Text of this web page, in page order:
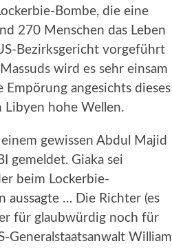
Bombe, die eine
270 Menschen das Leben
Bezirksgericht vorgeführt
wird es sehr einsam
angesichts dieses
Libyen hohe Wellen.
gewissen Abdul Majid
gemeldet. Giaka sei
beim Lockerbie-
aussagte … Die Richter (es
für glaubwürdig noch für
Generalstaatsanwalt William